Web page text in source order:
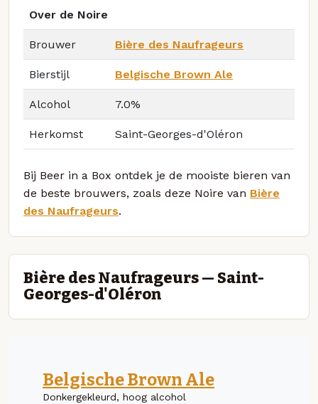
Over de Noire
Brouwer Bière des Naufrageurs
Bierstijl Belgische Brown Ale
Alcohol 7.0%
Herkomst Saint-Georges-d'Oléron
Bij Beer in a Box ontdek je de mooiste bieren van
de beste brouwers, zoals deze Noire van Bière
des Naufrageurs.
Bière des Naufrageurs — Saint-
Georges-d'Oléron
Belgische Brown Ale
Donkergekleurd, hoog alcohol